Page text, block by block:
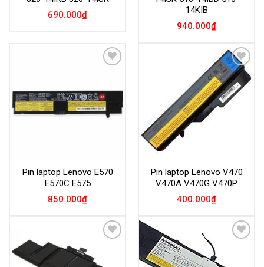
690.000₫
14KIB
940.000₫
Pin laptop Lenovo E570
E570C E575
850.000₫
Add to
Wishlist
Pin laptop Lenovo V470
V470A V470G V470P
400.000₫